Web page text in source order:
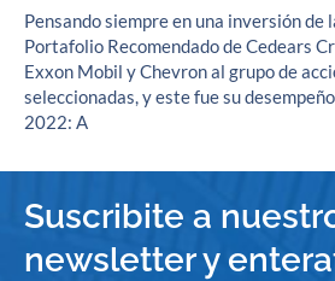
Pensando siempre en una inversión de
Portafolio Recomendado de Cedears
Exxon Mobil y Chevron al grupo de
seleccionadas, y este fue su
2022: A
Suscribite a
newsletter y